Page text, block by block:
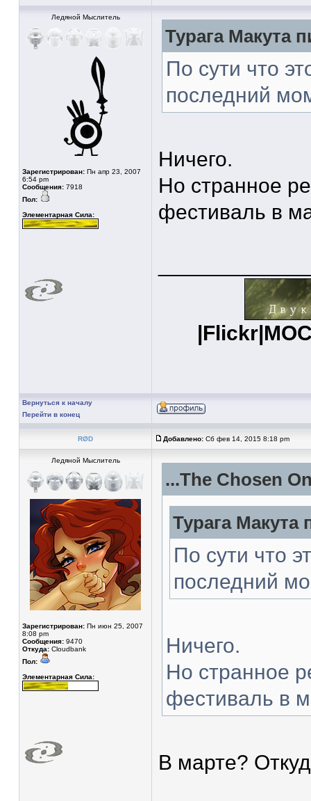
Ледяной Мыслитель
Зарегистрирован: Пн апр 23, 2007
6:54 pm
Сообщения: 7918
Пол:
Элементарная Сила:
Турага Макута
По сути что
последний
Ничего.
Но странное
фестиваль в
|Flickr|
Вернуться к началу
Перейти в конец
RØD Добавлено: Сб фев 14, 2015 8:18 pm
Ледяной Мыслитель
Зарегистрирован: Пн июн 25, 2007
8:08 pm
Сообщения: 9470
Откуда: Cloudbank
Пол:
Элементарная Сила:
...The Chosen
Турага Макута
По сути что
последний
Ничего.
Но странное
фестиваль в
В марте?